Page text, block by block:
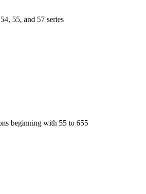
55, and 57 series
beginning with 55 to 655